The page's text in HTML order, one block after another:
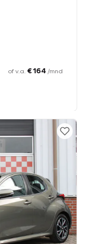
of v.a. € 164 /mnd